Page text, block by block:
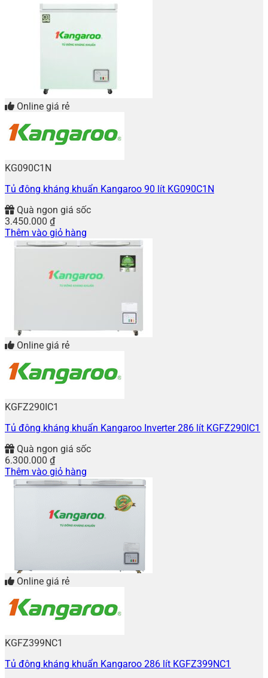
Online giá rẻ
KG090C1N
Tủ đông kháng khuẩn Kangaroo 90 lít KG090C1N
Quà ngon giá sốc
3.450.000 ₫
Thêm vào giỏ hàng
Online giá rẻ
KGFZ290IC1
Tủ đông kháng khuẩn Kangaroo Inverter 286 lít KGFZ290IC1
Quà ngon giá sốc
6.300.000 ₫
Thêm vào giỏ hàng
Online giá rẻ
KGFZ399NC1
Tủ đông kháng khuẩn Kangaroo 286 lít KGFZ399NC1